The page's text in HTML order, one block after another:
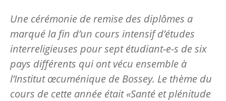
Une cérémonie de remise des diplômes a
marqué la fin d’un cours intensif d’études
interreligieuses pour sept étudiant-e-s de six
pays différents qui ont vécu ensemble à
l’Institut œcuménique de Bossey. Le thème du
cours de cette année était «Santé et plénitude